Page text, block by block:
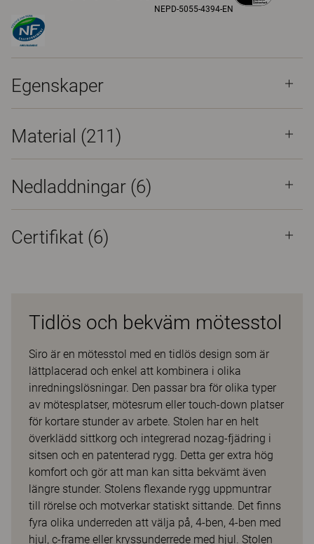
NEPD-5055-4394-EN
Egenskaper
Material (211)
Nedladdningar (6)
Certifikat (6)
Tidlös och bekväm mötesstol
Siro är en mötesstol med en tidlös design som är
lättplacerad och enkel att kombinera i olika
inredningslösningar. Den passar bra för olika typer
av mötesplatser, mötesrum eller touch-down platser
för kortare stunder av arbete. Stolen har en helt
överklädd sittkorg och integrerad nozag-fjädring i
sitsen och en patenterad rygg. Detta ger extra hög
komfort och gör att man kan sitta bekvämt även
längre stunder. Stolens flexande rygg uppmuntrar
till rörelse och motverkar statiskt sittande. Det finns
fyra olika underreden att välja på, 4-ben, 4-ben med
hjul, c-frame eller kryssunderrede med hjul. Stolen